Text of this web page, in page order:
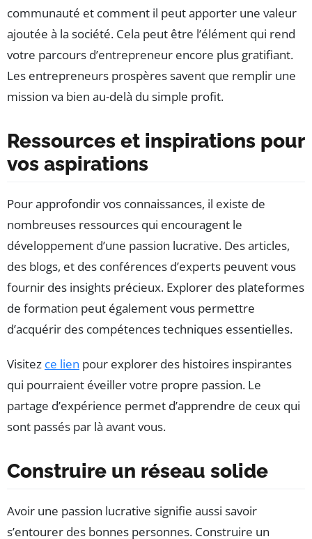
communauté et comment il peut apporter une valeur
ajoutée à la société. Cela peut être l’élément qui rend
votre parcours d’entrepreneur encore plus gratifiant.
Les entrepreneurs prospères savent que remplir une
mission va bien au-delà du simple profit.
Ressources et inspirations pour
vos aspirations
Pour approfondir vos connaissances, il existe de
nombreuses ressources qui encouragent le
développement d’une passion lucrative. Des articles,
des blogs, et des conférences d’experts peuvent vous
fournir des insights précieux. Explorer des plateformes
de formation peut également vous permettre
d’acquérir des compétences techniques essentielles.
Visitez ce lien pour explorer des histoires inspirantes
qui pourraient éveiller votre propre passion. Le
partage d’expérience permet d’apprendre de ceux qui
sont passés par là avant vous.
Construire un réseau solide
Avoir une passion lucrative signifie aussi savoir
s’entourer des bonnes personnes. Construire un